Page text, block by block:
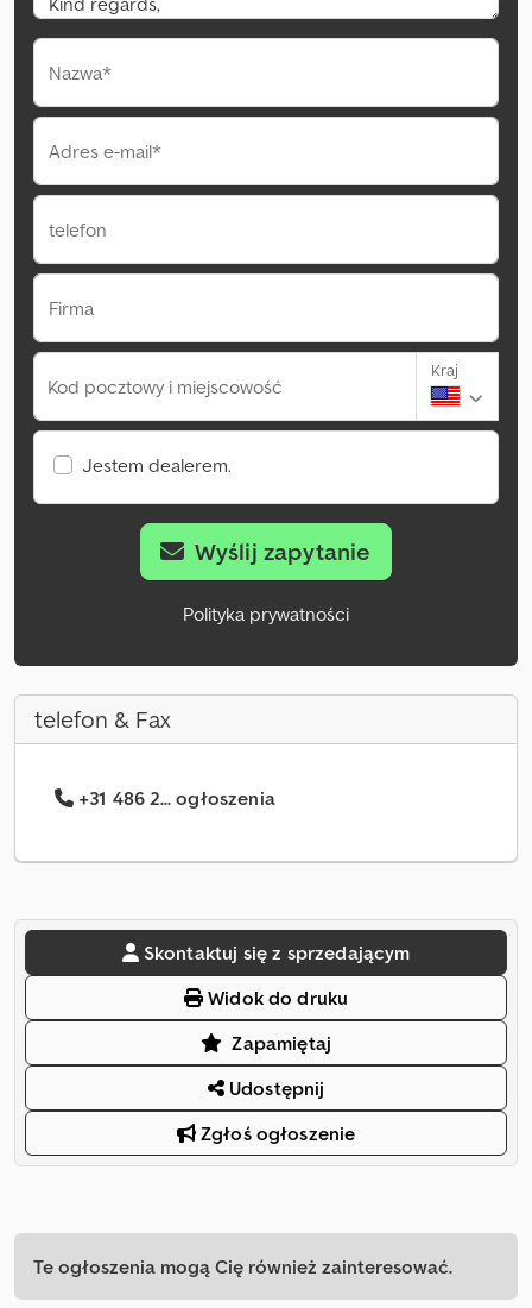
Nazwa*
Adres e-mail*
telefon
Firma
Kod pocztowy i miejscowość
Kraj
Jestem dealerem.
Wyślij zapytanie
Polityka prywatności
telefon & Fax
+31 486 2... ogłoszenia
Skontaktuj się z sprzedającym
Widok do druku
Zapamiętaj
Udostępnij
Zgłoś ogłoszenie
Te ogłoszenia mogą Cię również zainteresować.